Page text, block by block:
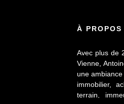
À PROPOS
Avec plus de
Vienne,
une
immobilier,
terrain,